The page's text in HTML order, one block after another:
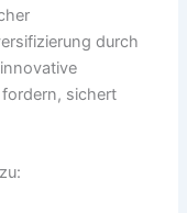
durch
sichert